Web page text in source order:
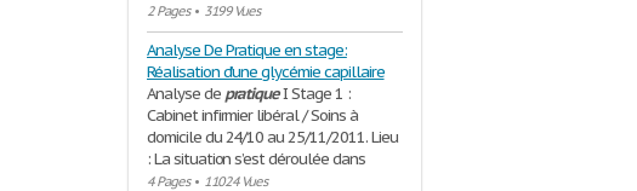
2 Pages• 3199 Vues
Analyse De Pratique en stage:
Réalisation d’une glycémie capillaire
Analyse de pratiqueI Stage 1 :
Cabinet infirmier libéral / Soins à
domicile du 24/10 au 25/11/2011. Lieu
: La situation s’est déroulée dans
4 Pages• 11024 Vues